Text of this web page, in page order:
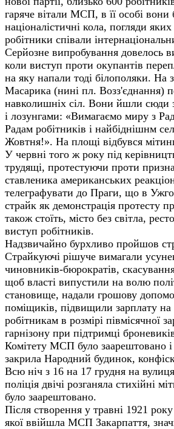
гаряче вітали МСП, в її особі
націоналістичні кола, погляди
робітники співали
Серйозне випробування довелось
коли виступ проти окупантів
на яку напали тоді білополяки. На
Масарика (нині пл. Возз'єднання)
навколишніх сіл. Вони йшли сюди
і лозунгами: «Вимагаємо миру з
Радам робітників і найбіднішнм
Жовтня!». На площі відбувся
У червні того ж року під
трудящі, протестуючи проти
ставленика американських
телеграфувати до Праги, що в
страйк як демонстрація протесту
також стоїть, місто без світла,
виступ робітників.
Надзвичайно бурхливо пройшов
Страйкуючі рішуче вимагали
чиновників-бюрократів,
щоб власті випустили на волю
становище, надали грошову
поміщиків, підвищили зарплату
робітникам в розмірі півмісячної
гарнізону при підтримці
Комітету МСП було заарештовано і
закрила Народний будинок,
Всю ніч з 16 на 17 грудня на
поліція двічі розганяла стихійні
було заарештовано.
Після створення у травні 1921
якої ввійшла МСП Закарпат­тя,